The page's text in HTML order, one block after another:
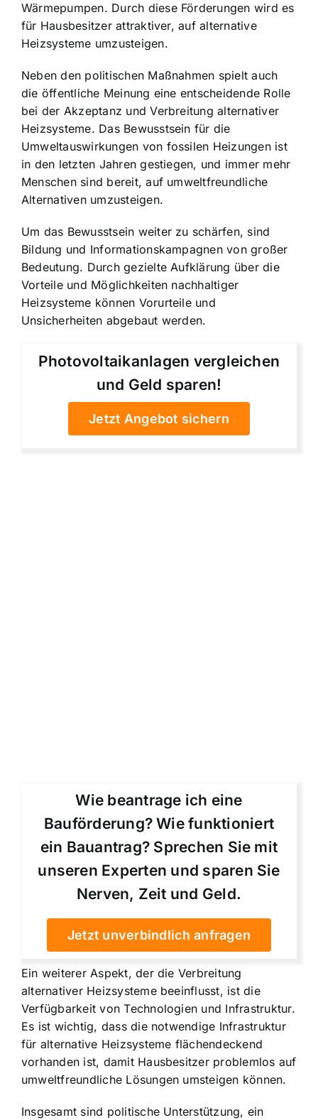
Wärmepumpen. Durch diese Förderungen wird es
für Hausbesitzer attraktiver, auf alternative
Heizsysteme umzusteigen.
Neben den politischen Maßnahmen spielt auch
die öffentliche Meinung eine entscheidende Rolle
bei der Akzeptanz und Verbreitung alternativer
Heizsysteme. Das Bewusstsein für die
Umweltauswirkungen von fossilen Heizungen ist
in den letzten Jahren gestiegen, und immer mehr
Menschen sind bereit, auf umweltfreundliche
Alternativen umzusteigen.
Um das Bewusstsein weiter zu schärfen, sind
Bildung und Informationskampagnen von großer
Bedeutung. Durch gezielte Aufklärung über die
Vorteile und Möglichkeiten nachhaltiger
Heizsysteme können Vorurteile und
Unsicherheiten abgebaut werden.
Photovoltaikanlagen vergleichen
und Geld sparen!
Jetzt Angebot sichern
Wie beantrage ich eine
Bauförderung? Wie funktioniert
ein Bauantrag? Sprechen Sie mit
unseren Experten und sparen Sie
Nerven, Zeit und Geld.
Jetzt unverbindlich anfragen
Ein weiterer Aspekt, der die Verbreitung
alternativer Heizsysteme beeinflusst, ist die
Verfügbarkeit von Technologien und Infrastruktur.
Es ist wichtig, dass die notwendige Infrastruktur
für alternative Heizsysteme flächendeckend
vorhanden ist, damit Hausbesitzer problemlos auf
umweltfreundliche Lösungen umsteigen können.
Insgesamt sind politische Unterstützung, ein